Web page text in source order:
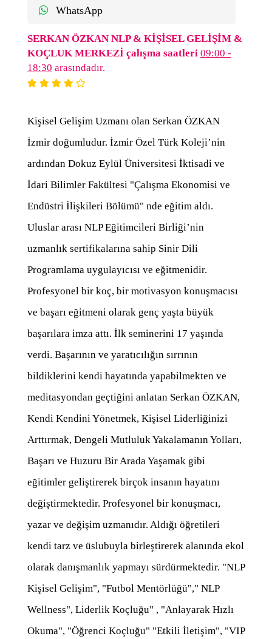
WhatsApp
SERKAN ÖZKAN NLP & KİŞİSEL GELİŞİM &
KOÇLUK MERKEZİ çalışma saatleri 09:00 -
18:30 arasındadır.
Kişisel Gelişim Uzmanı olan Serkan ÖZKAN
İzmir doğumludur. İzmir Özel Türk Koleji’nin
ardından Dokuz Eylül Üniversitesi İktisadi ve
İdari Bilimler Fakültesi "Çalışma Ekonomisi ve
Endüstri İlişkileri Bölümü" nde eğitim aldı.
Uluslar arası NLP Eğitimcileri Birliği’nin
uzmanlık sertifikalarına sahip Sinir Dili
Programlama uygulayıcısı ve eğitmenidir.
Profesyonel bir koç, bir motivasyon konuşmacısı
ve başarı eğitmeni olarak genç yaşta büyük
başarılara imza attı. İlk seminerini 17 yaşında
verdi. Başarının ve yaratıcılığın sırrının
bildiklerini kendi hayatında yapabilmekten ve
meditasyondan geçtiğini anlatan Serkan ÖZKAN,
Kendi Kendini Yönetmek, Kişisel Liderliğinizi
Arttırmak, Dengeli Mutluluk Yakalamanın Yolları,
Başarı ve Huzuru Bir Arada Yaşamak gibi
eğitimler geliştirerek birçok insanın hayatını
değiştirmektedir. Profesyonel bir konuşmacı,
yazar ve değişim uzmanıdır. Aldığı öğretileri
kendi tarz ve üslubuyla birleştirerek alanında ekol
olarak danışmanlık yapmayı sürdürmektedir. "NLP
Kişisel Gelişim", "Futbol Mentörlüğü"," NLP
Wellness", Liderlik Koçluğu" , "Anlayarak Hızlı
Okuma", "Öğrenci Koçluğu" "Etkili İletişim", "VIP